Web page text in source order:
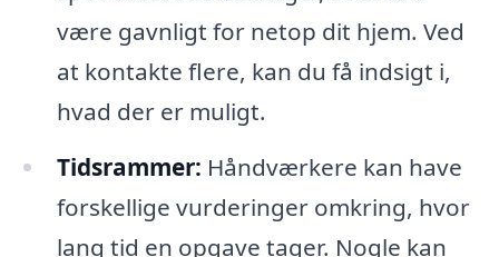
være gavnligt for netop dit hjem. Ved
at kontakte flere, kan du få indsigt i,
hvad der er muligt.
Tidsrammer: Håndværkere kan have
forskellige vurderinger omkring, hvor
lang tid en opgave tager. Nogle kan